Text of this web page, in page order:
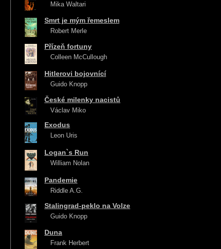
Mika Waltari
Smrt je mým řemeslem
Robert Merle
Přízeň fortuny
Colleen McCullough
Hitlerovi bojovnící
Guido Knopp
České milenky nacistů
Václav Miko
Exodus
Leon Uris
Logan`s Run
William Nolan
Pandemie
Riddle A.G.
Stalingrad-peklo na Volze
Guido Knopp
Duna
Frank Herbert